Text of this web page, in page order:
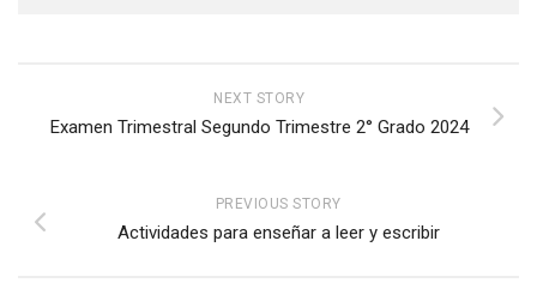
NEXT STORY
Examen Trimestral Segundo Trimestre 2° Grado 2024
PREVIOUS STORY
Actividades para enseñar a leer y escribir